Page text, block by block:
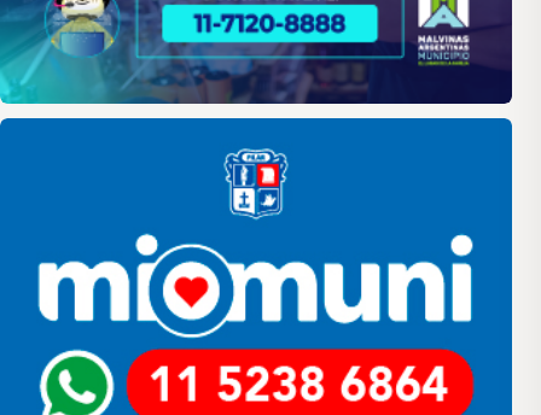
Pilar